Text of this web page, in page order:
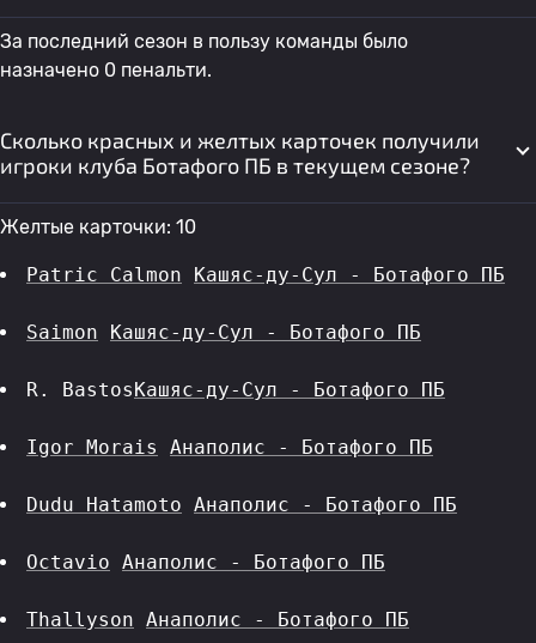
За последний сезон в пользу команды было
назначено 0 пенальти.
Сколько красных и желтых карточек получили
игроки клуба Ботафого ПБ в текущем сезоне?
Желтые карточки: 10
Patric Calmon Кашяс-ду-Сул - Ботафого ПБ
Saimon Кашяс-ду-Сул - Ботафого ПБ
R. BastosКашяс-ду-Сул - Ботафого ПБ
Igor Morais Анаполис - Ботафого ПБ
Dudu Hatamoto Анаполис - Ботафого ПБ
Octavio Анаполис - Ботафого ПБ
Thallyson Анаполис - Ботафого ПБ